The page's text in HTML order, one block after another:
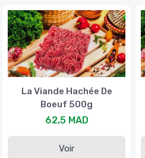
La Viande Hachée De
Boeuf 500g
62,5 MAD
Voir